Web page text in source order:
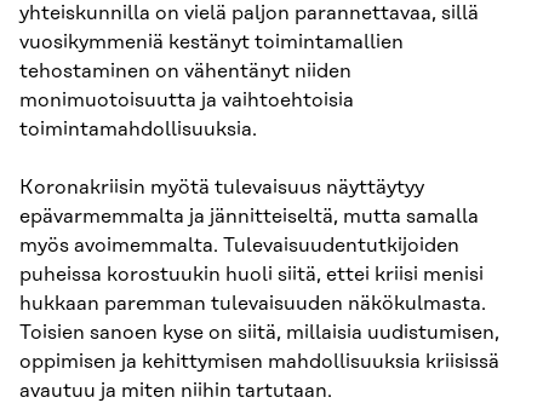
yhteiskunnilla on vielä paljon parannettavaa, sillä
vuosikymmeniä kestänyt toimintamallien
tehostaminen on vähentänyt niiden
monimuotoisuutta ja vaihtoehtoisia
toimintamahdollisuuksia.
Koronakriisin myötä tulevaisuus näyttäytyy
epävarmemmalta ja jännitteiseltä, mutta samalla
myös avoimemmalta. Tulevaisuudentutkijoiden
puheissa korostuukin huoli siitä, ettei kriisi menisi
hukkaan paremman tulevaisuuden näkökulmasta.
Toisien sanoen kyse on siitä, millaisia uudistumisen,
oppimisen ja kehittymisen mahdollisuuksia kriisissä
avautuu ja miten niihin tartutaan.